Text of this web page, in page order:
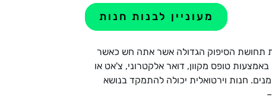
מעוניין לבנות חנות
תחושת הסיפוק הגדולה אשר אתה חש כאשר
טופס מקוון, דואר אלקטרוני, צ'אט או
חנות וירטואלית יכולה להתמקד בנושא